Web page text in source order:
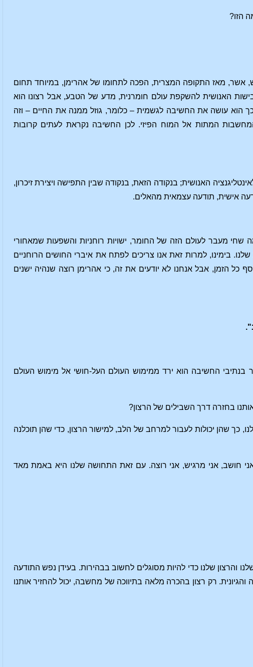
הזו?
אשר, מאז התקופה המצרית, הפכה לתחומו של אהרימן, במיוחד תחום
האנושית להשקפת עולם חומרנית, מדע של הטבע, אבל רצונו הוא
הוא עושה את החשיבה לגשמית – כלומר, גוזל ממנה את החיים – וזה
המתות אל המוח הפיזי. לכן החשיבה נקראת לעתים קרובות
האנושית; בנקודה הזאת, בנקודה שבין התפישה ויצירת זיכרון,
אישית, תודעה עצמאית מהאלים.
שחי מעבר לעולם הזה של החומר, ישויות רוחניות והשפעות שמאחורי
בימינו, למרות זאת אנו צריכים לפתח את איברי החושים הרוחניים
הזמן, אבל אנחנו לא יודעים את זה, כי אהרימן רוצה שנהיה ישנים
החשיבה הוא ירד ממימוש העולם העל-חושי אל מימוש העולם
בחזרה דרך השבילים של הרצון?
כך שהן יכולות לעבור למרחב של הלב, למישור הרצון, כדי שהן תוכלנה
אני חושב, אני מרגיש, אני רוצה. עם זאת התחושה שלנו היא באמת מאד
והרצון שלנו כדי להיות מסוגלים לחשוב בבהירות. בעידן נפש התודעה
רק רצון בהכרה מלאה בתיווכה של מחשבה, יכול להחזיר אותנו